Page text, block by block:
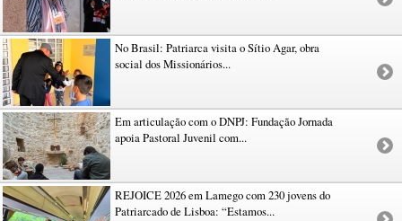
No Brasil: Patriarca visita o Sítio Agar, obra
social dos Missionários...
Em articulação com o DNPJ: Fundação Jornada
apoia Pastoral Juvenil com...
REJOICE 2026 em Lamego com 230 jovens do
Patriarcado de Lisboa: “Estamos...